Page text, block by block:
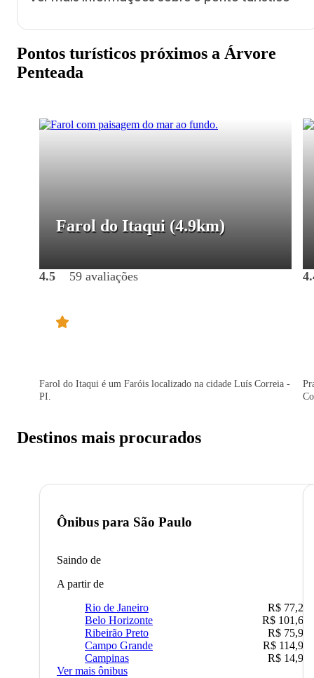
Pontos turísticos próximos a Árvore
Penteada
Farol do Itaqui (4.9km)
4.5 59 avaliações
Farol do Itaqui é um Faróis localizado na cidade Luís Correia -
PI.
Destinos mais procurados
Ônibus para São Paulo
Saindo de
A partir de
Rio de Janeiro
R$ 77,22
Belo Horizonte
R$ 101,67
Ribeirão Preto
R$ 75,90
Campo Grande
R$ 114,90
Campinas
R$ 14,90
Ver mais ônibus